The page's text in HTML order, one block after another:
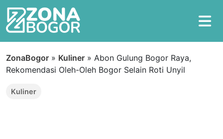
ZonaBogor » Kuliner » Abon Gulung Bogor Raya,
Rekomendasi Oleh-Oleh Bogor Selain Roti Unyil
Kuliner